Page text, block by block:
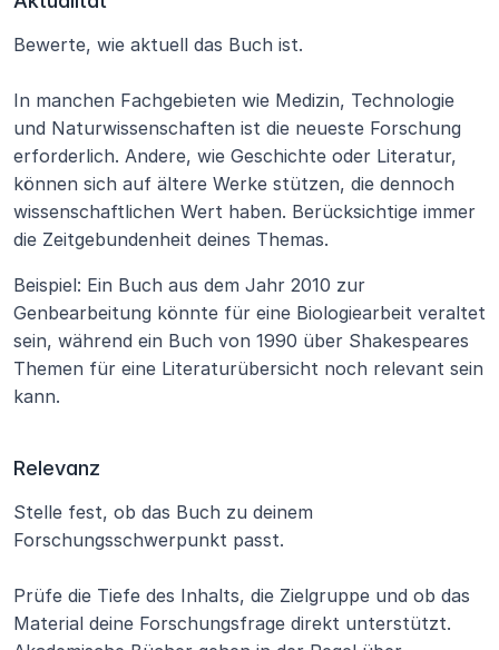
Bewerte, wie aktuell das Buch ist.
In manchen Fachgebieten wie Medizin, Technologie
und Naturwissenschaften ist die neueste Forschung
erforderlich. Andere, wie Geschichte oder Literatur,
können sich auf ältere Werke stützen, die dennoch
wissenschaftlichen Wert haben. Berücksichtige immer
die Zeitgebundenheit deines Themas.
Beispiel: Ein Buch aus dem Jahr 2010 zur
Genbearbeitung könnte für eine Biologiearbeit veraltet
sein, während ein Buch von 1990 über Shakespeares
Themen für eine Literaturübersicht noch relevant sein
kann.
Relevanz
Stelle fest, ob das Buch zu deinem
Forschungsschwerpunkt passt.
Prüfe die Tiefe des Inhalts, die Zielgruppe und ob das
Material deine Forschungsfrage direkt unterstützt.